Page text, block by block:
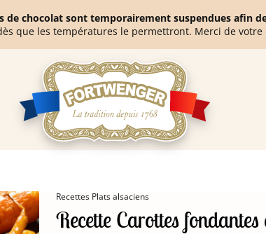
de chocolat sont temporairement suspendues afin
que les températures le permettront. Merci de
Recettes Plats alsaciens
Recette Carottes